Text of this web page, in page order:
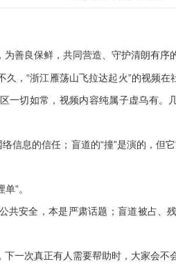
善良保鲜，共同营造、守护清朗有序
，“浙江雁荡山飞拉达起火”的视频
一切如常，视频内容纯属子虚乌有
息的信任；盲道的“撞”是演的，但
”。
安全，本是严肃话题；盲道被占、
次真正有人需要帮助时，大家会不